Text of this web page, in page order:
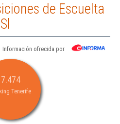
de Escuelta
Información ofrecida por
7.474
Tenerife